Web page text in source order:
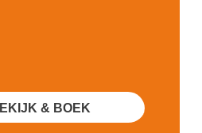
& BOEK